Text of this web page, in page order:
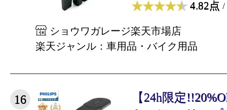
4.82点 /
ショウワガレージ楽天市場店
楽天ジャンル：車用品・バイク用品
16
【24h限定